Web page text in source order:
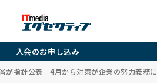
入会のお申し込み
が指針公表 4月から対策が企業の努力義務に